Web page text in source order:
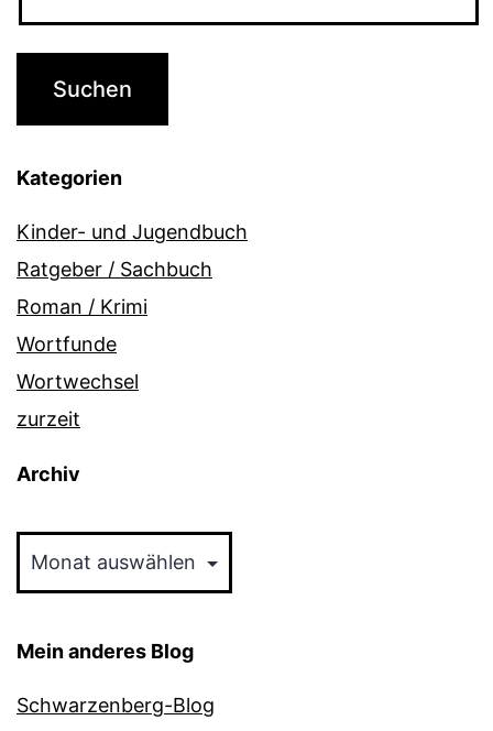
Kategorien
Kinder- und Jugendbuch
Ratgeber / Sachbuch
Roman / Krimi
Wortfunde
Wortwechsel
zurzeit
Archiv
Mein anderes Blog
Schwarzenberg-Blog